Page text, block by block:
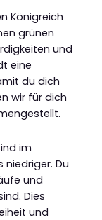
Königreich
grünen
und
eine
du dich
wir für dich
im
Du
und
Dies
und